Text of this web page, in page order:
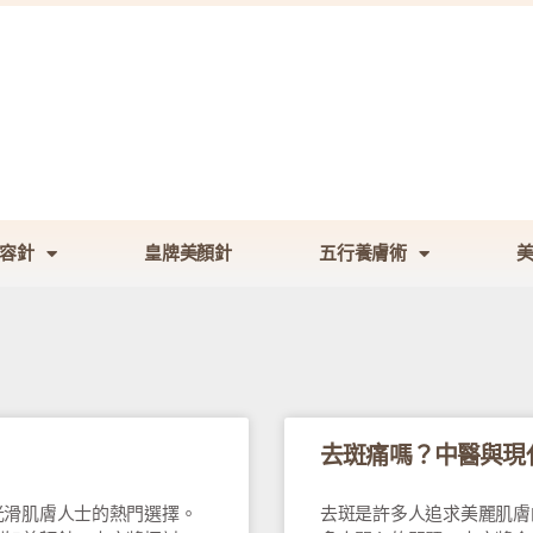
針 皇牌美顏針 五行養膚術
肌膚人士的熱門選擇。
去斑痛嗎？中醫與
去斑是許多人追求美麗肌